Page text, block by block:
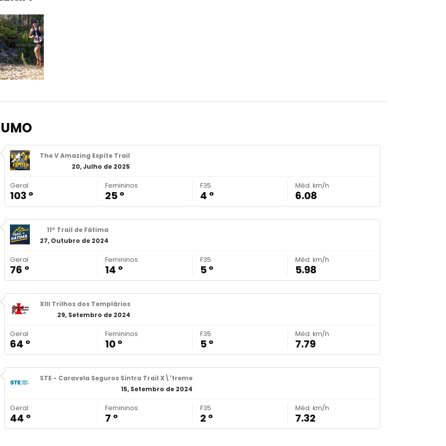
The V Amazing Espite Trail
20, Julho de 2025
Geral
103 º
Femininos
25 º
F35
4 º
Méd. km/h
6.08
11º Trail de Fátima
27, Outubro de 2024
Geral
76 º
Femininos
14 º
F35
5 º
Méd. km/h
5.98
XIII Trilhos dos Templários
29, Setembro de 2024
Geral
64 º
Femininos
10 º
F35
5 º
Méd. km/h
7.79
STE - Caravela Seguros Sintra Trail X\'treme
15, Setembro de 2024
Geral
44 º
Femininos
7 º
F35
2 º
Méd. km/h
7.32